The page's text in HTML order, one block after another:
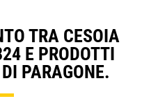
TRA CESOIA
E PRODOTTI
PARAGONE.